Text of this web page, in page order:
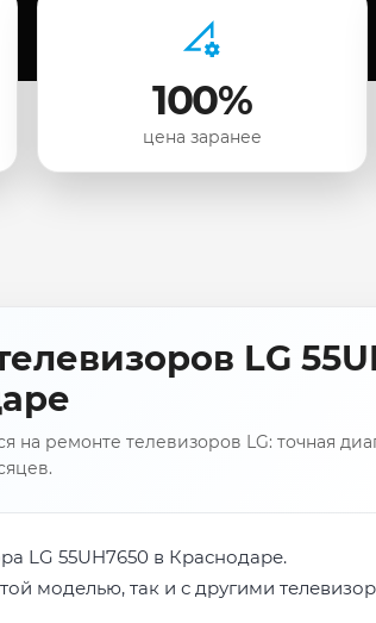
100%
цена заранее
LG
на ремонте телевизоров LG: точная
LG 55UH7650 в Краснодаре.
моделью, так и с другими